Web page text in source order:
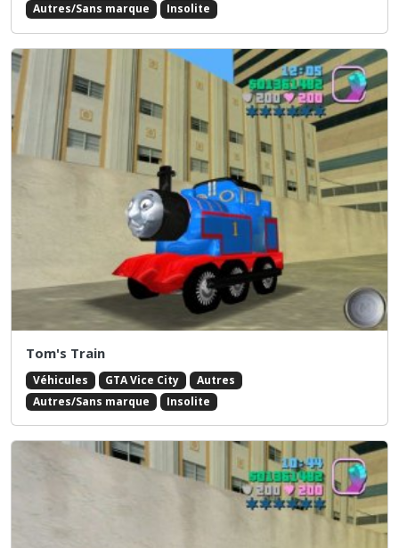
Autres/Sans marque
Insolite
Tom's Train
Véhicules GTA Vice City
Autres
Autres/Sans marque
Insolite